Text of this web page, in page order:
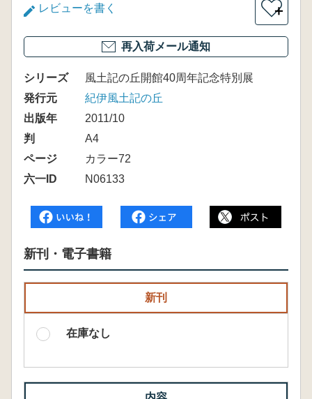
レビューを書く ＋
再入荷メール通知
シリーズ
風土記の丘開館40周年記念特別展
発行元
紀伊風土記の丘
出版年
2011/10
判
A4
ページ
カラー72
六一ID
N06133
新刊・電子書籍
新刊
在庫なし